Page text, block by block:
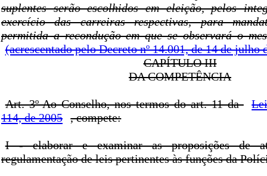
suplentes serão escolhidos em eleição, pelos
exercício das carreiras respectivas, para
permitida a recondução em que se observará o
(acrescentado pelo Decreto nº 14.001, de 14 de julho
CAPÍTULO III
DA COMPETÊNCIA
Art. 3º Ao Conselho, nos termos do art. 11 da
114, de 2005
, compete:
I - elaborar e examinar as proposições de
regulamentação de leis pertinentes às funções da